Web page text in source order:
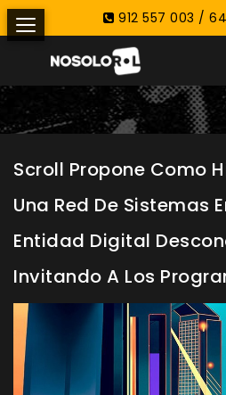
912 557 003 /
Scroll Propone Como
Una Red De Sistemas
Entidad Digital
Invitando A Los